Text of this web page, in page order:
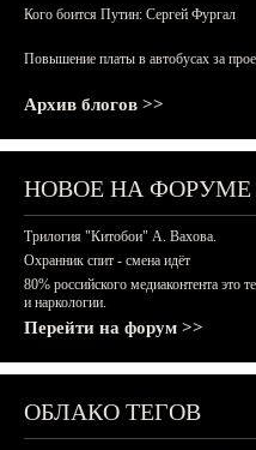
Кого боится Путин: Сергей Фургал
Повышение платы в автобусах за
Архив блогов >>
НОВОЕ НА ФОРУМЕ
Трилогия "Китобои" А. Вахова.
Охранник спит - смена идёт
80% российского медиаконтента это
и наркологии.
Перейти на форум >>
ОБЛАКО ТЕГОВ